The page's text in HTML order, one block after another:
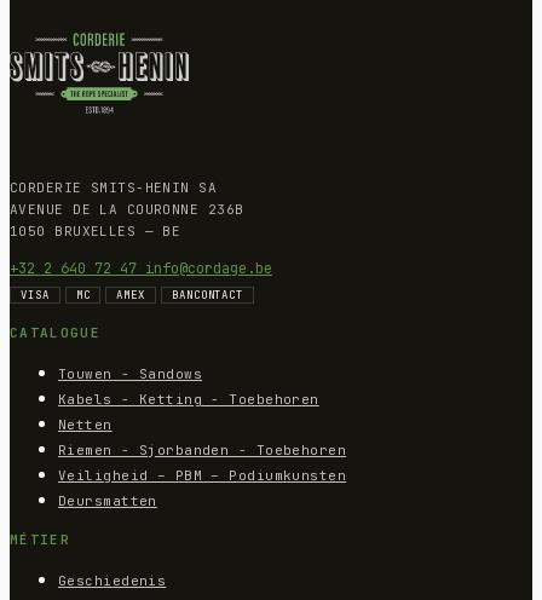
CORDERIE SMITS-HENIN SA
AVENUE DE LA COURONNE 236B
1050 BRUXELLES — BE
+32 2 640 72 47 info@cordage.be
VISA MC AMEX BANCONTACT
CATALOGUE
Touwen - Sandows
Kabels - Ketting - Toebehoren
Netten
Riemen - Sjorbanden - Toebehoren
Veiligheid – PBM – Podiumkunsten
Deursmatten
MÉTIER
Geschiedenis